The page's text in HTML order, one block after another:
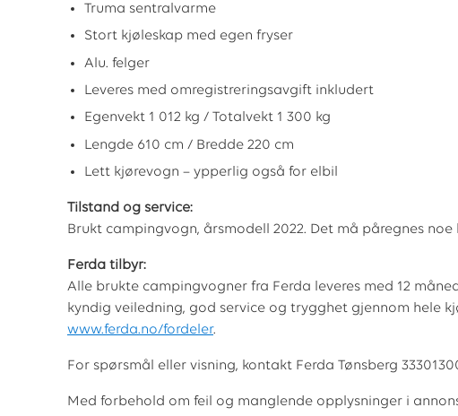
Truma sentralvarme
Stort kjøleskap med egen fryser
Alu. felger
Leveres med omregistreringsavgift inkludert
Egenvekt 1 012 kg / Totalvekt 1 300 kg
Lengde 610 cm / Bredde 220 cm
Lett kjørevogn – ypperlig også for elbil
Tilstand og service:
Brukt campingvogn, årsmodell 2022. Det må påregnes noe
Ferda tilbyr:
Alle brukte campingvogner fra Ferda leveres med 12
kyndig veiledning, god service og trygghet gjennom hele
www.ferda.no/fordeler.
For spørsmål eller visning, kontakt Ferda Tønsberg
Med forbehold om feil og manglende opplysninger i